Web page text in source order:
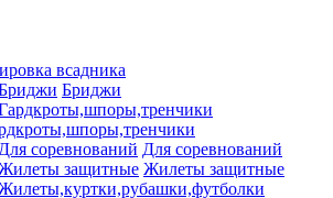
всадника
Бриджи
Для соревнований
Жилеты защитные